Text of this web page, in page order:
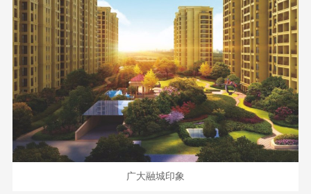
广大融城印象